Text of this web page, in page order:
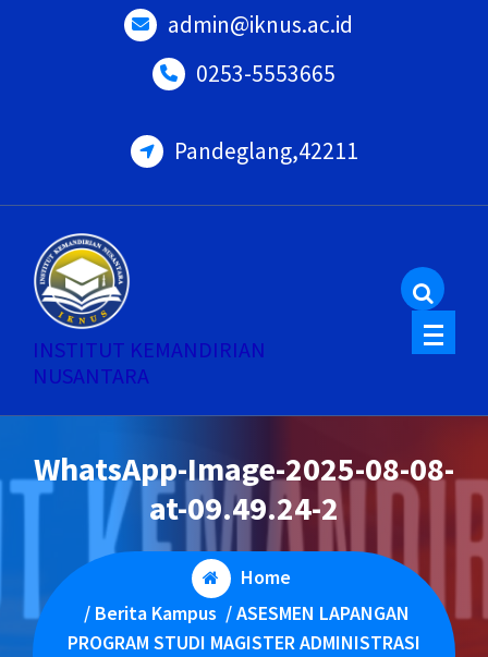
admin@iknus.ac.id
0253-5553665
Pandeglang,42211
INSTITUT KEMANDIRIAN
NUSANTARA
WhatsApp-Image-2025-08-08-
at-09.49.24-2
Home
/ Berita Kampus /ASESMEN LAPANGAN
PROGRAM STUDI MAGISTER ADMINISTRASI